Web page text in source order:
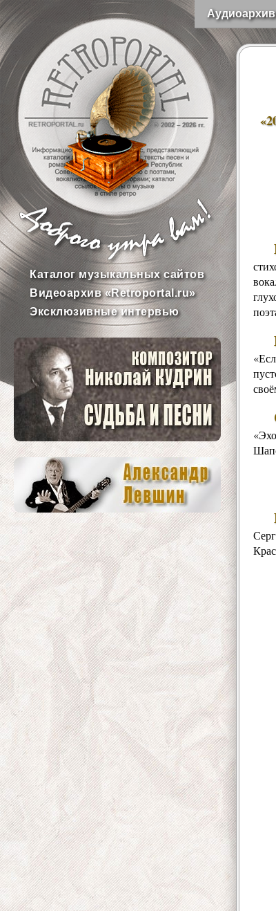
RETROPORTAL.ru © 2002 – 2026 гг.
Каталог музыкальных сайтов
Видеоархив «Retroportal.ru»
Эксклюзивные интервью